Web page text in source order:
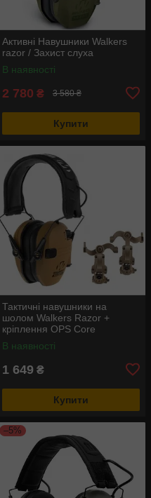
Активні Навушники Walkers
razor / Захист слуха
В наявності
2 780 ₴ 3 580 ₴
Купити
Тактичні навушники на
шолом Walkers Razor +
кріплення OPS Core
(Чебурашки) Койот
В наявності
1 649 ₴
Купити
–5%